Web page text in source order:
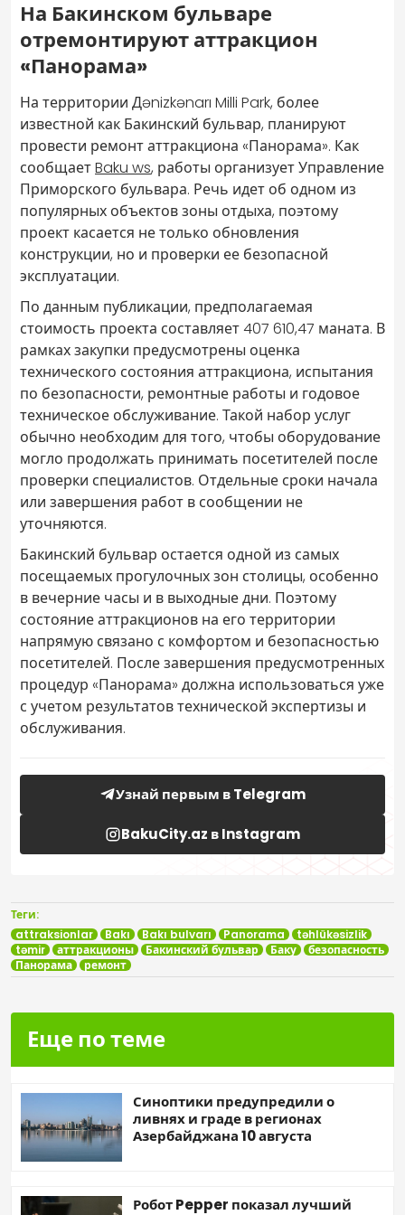
На Бакинском бульваре
отремонтируют аттракцион
«Панорама»
На территории Дənizkənarı Milli Park, более
известной как Бакинский бульвар, планируют
провести ремонт аттракциона «Панорама». Как
сообщаетBaku ws, работы организует Управление
Приморского бульвара. Речь идет об одном из
популярных объектов зоны отдыха, поэтому
проект касается не только обновления
конструкции, но и проверки ее безопасной
эксплуатации.
По данным публикации, предполагаемая
стоимость проекта составляет 407 610,47 маната. В
рамках закупки предусмотрены оценка
технического состояния аттракциона, испытания
по безопасности, ремонтные работы и годовое
техническое обслуживание. Такой набор услуг
обычно необходим для того, чтобы оборудование
могло продолжать принимать посетителей после
проверки специалистов. Отдельные сроки начала
или завершения работ в сообщении не
уточняются.
Бакинский бульвар остается одной из самых
посещаемых прогулочных зон столицы, особенно
в вечерние часы и в выходные дни. Поэтому
состояние аттракционов на его территории
напрямую связано с комфортом и безопасностью
посетителей. После завершения предусмотренных
процедур «Панорама» должна использоваться уже
с учетом результатов технической экспертизы и
обслуживания.
Узнай первым в Telegram
BakuCity.az в Instagram
Теги:
attraksionlar
Bakı Bakı bulvarı Panorama
təhlükəsizlik
təmir
аттракционы Бакинский бульвар Баку
безопасность
Панорама
ремонт
Еще по теме
Синоптики предупредили о
ливнях и граде в регионах
Азербайджана 10 августа
Робот Pepper показал лучший